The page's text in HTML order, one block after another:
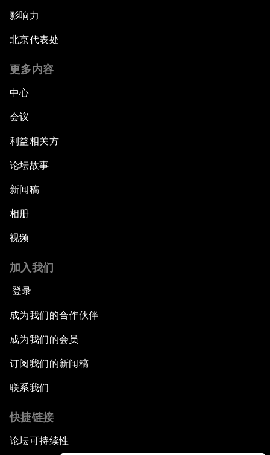
影响力
北京代表处
更多内容
中心
会议
利益相关方
论坛故事
新闻稿
相册
视频
加入我们
登录
成为我们的合作伙伴
成为我们的会员
订阅我们的新闻稿
联系我们
快捷链接
论坛可持续性